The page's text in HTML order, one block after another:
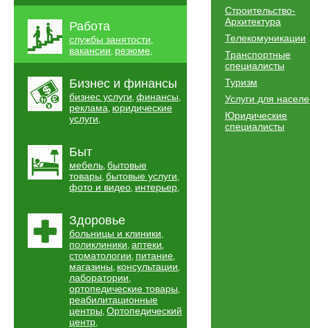
Работа
службы занятости,
вакансии, резюме,
Бизнес и финансы
бизнес услуги, финансы,
реклама, юридические
услуги,
Быт
мебель, бытовые
товары, бытовые услуги,
фото и видео, интерьер,
Здоровье
больницы и клиники,
поликлиники, аптеки,
стоматологии, питание,
магазины, консультации,
лаборатории,
ортопедические товары,
реабилитационные
центры, Ортопедический
центр,
Строительство-
Архитектура
Телекомуникации
Транспортные
специалисты
Туризм
Услуги для
Юридические
специалисты